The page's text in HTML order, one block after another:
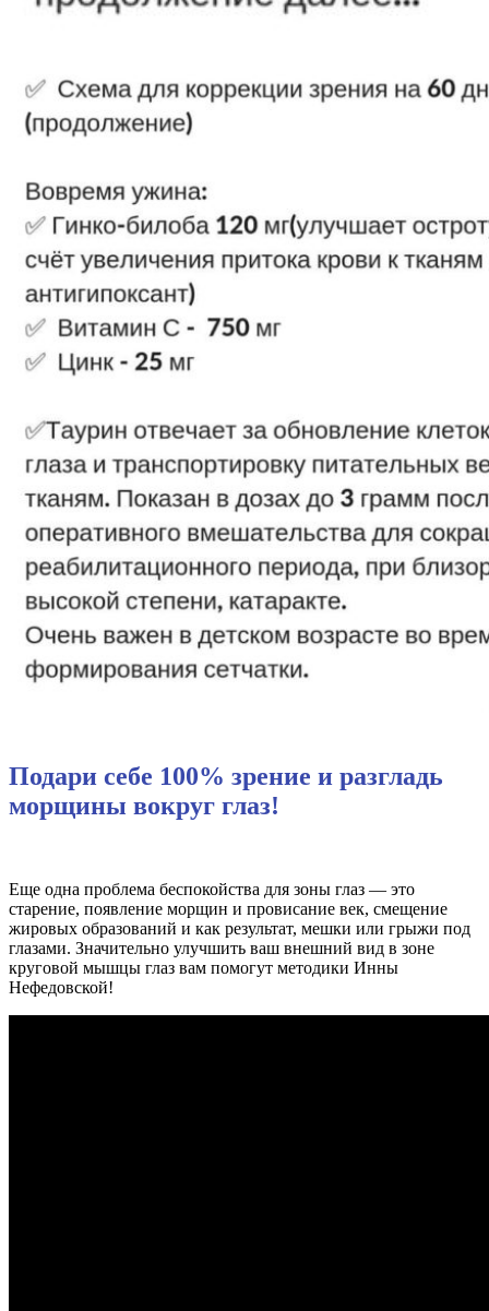
Подари себе 100% зрение и разгладь
морщины вокруг глаз!
Еще одна проблема беспокойства для зоны глаз — это
старение, появление морщин и провисание век, смещение
жировых образований и как результат, мешки или грыжи под
глазами. Значительно улучшить ваш внешний вид в зоне
круговой мышцы глаз вам помогут методики Инны
Нефедовской!